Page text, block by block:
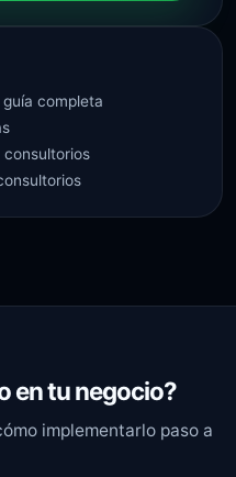
completa
en tu negocio?
implementarlo paso a